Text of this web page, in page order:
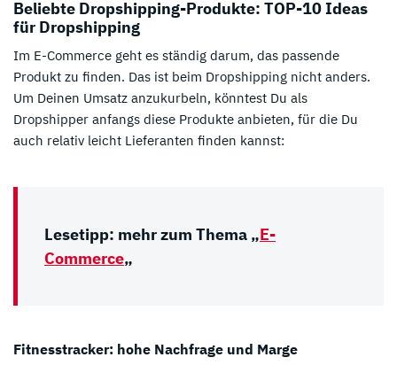
Beliebte Dropshipping-Produkte: TOP-10 Ideas
für Dropshipping
Im E-Commerce geht es ständig darum, das passende
Produkt zu finden. Das ist beim Dropshipping nicht anders.
Um Deinen Umsatz anzukurbeln, könntest Du als
Dropshipper anfangs diese Produkte anbieten, für die Du
auch relativ leicht Lieferanten finden kannst:
Lesetipp: mehr zum Thema „E-
Commerce„
Fitnesstracker: hohe Nachfrage und Marge